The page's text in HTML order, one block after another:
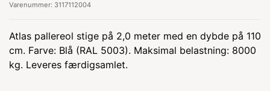
Varenummer: 3117112004
Atlas pallereol stige på 2,0 meter med en dybde på 110
cm. Farve: Blå (RAL 5003). Maksimal belastning: 8000
kg. Leveres færdigsamlet.